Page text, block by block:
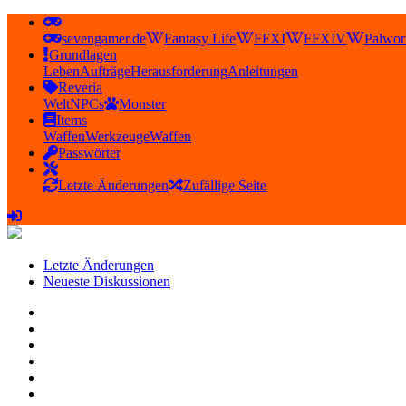
sevengamer.de Fantasy Life FFXI FFXIV
Grundlagen
LebenAufträgeHerausforderungAnleitungen
Reveria
WeltNPCs
Monster
Items
WaffenWerkzeugeWaffen
Passwörter
Letzte Änderungen Zufällige Seite
Letzte Änderungen
Neueste Diskussionen